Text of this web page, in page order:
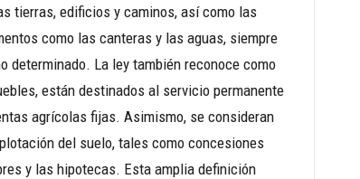
tierras, edificios y caminos, así como las
como las canteras y las aguas, siempre
determinado. La ley también reconoce como
están destinados al servicio permanente
agrícolas fijas. Asimismo, se consideran
del suelo, tales como concesiones
y las hipotecas. Esta amplia definición